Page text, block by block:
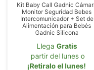
Kit Baby Call Gadnic
Monitor Seguridad Bebes
Intercomunicador + Set de
Alimentación para Bebés
Gadnic Silicona
Llega Gratis
partir del lunes o
¡Retiralo el lunes!